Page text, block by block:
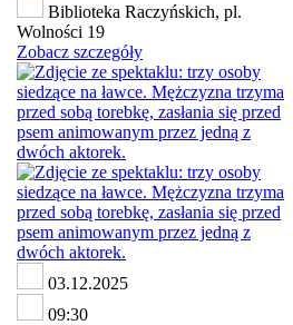
Biblioteka Raczyńskich, pl.
Wolności 19
Zobacz szczegóły
03.12.2025
09:30